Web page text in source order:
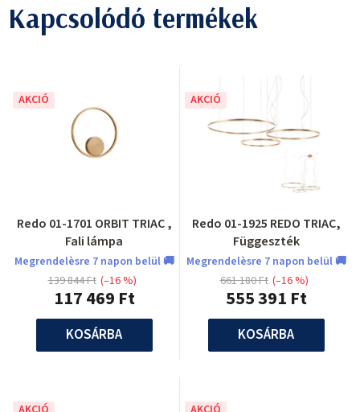
Kapcsolódó termékek
AKCIÓ
Redo 01-1701 ORBIT TRIAC ,
Fali lámpa
Megrendelèsre 7 napon belül 🚚
117 469 Ft
139 844 Ft (–16 %)
KOSÁRBA
AKCIÓ
Redo 01-1925 REDO TRIAC,
Függeszték
Megrendelèsre 7 napon belül 🚚
555 391 Ft
661 180 Ft (–16 %)
KOSÁRBA